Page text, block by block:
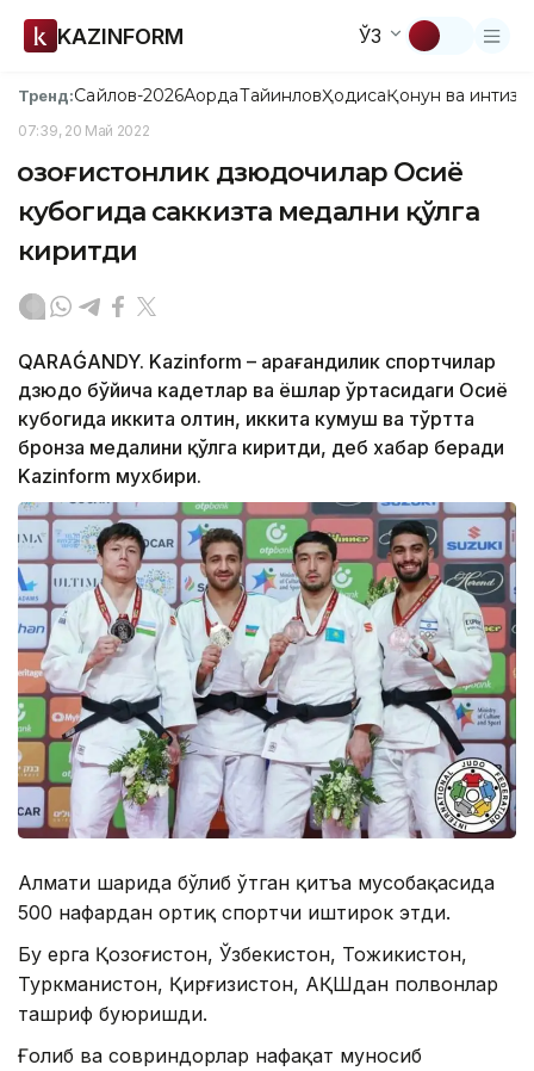
KAZINFORM ЎЗ
Тренд:Сайлов-2026АқордаТайинловҲодисаҚонун ва
07:39, 20 Май 2022
Қозоғистонлик дзюдочилар Осиё
кубогида саккизта медални қўлга
киритди
QARAǴANDY. Kazinform – Қарағандилик спортчилар
дзюдо бўйича кадетлар ва ёшлар ўртасидаги Осиё
кубогида иккита олтин, иккита кумуш ва тўртта
бронза медалини қўлга киритди, деб хабар беради
Kazinform мухбири.
Алмати шаҳрида бўлиб ўтган қитъа мусобақасида
500 нафардан ортиқ спортчи иштирок этди.
Бу ерга Қозоғистон, Ўзбекистон, Тожикистон,
Туркманистон, Қирғизистон, АҚШдан полвонлар
ташриф буюришди.
Ғолиб ва совриндорлар нафақат муносиб